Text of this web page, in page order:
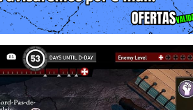
Entre misiones, el grupo se
no solo humanizan el
vida sombría, transmitiendo la tensión
de la Gestapo.